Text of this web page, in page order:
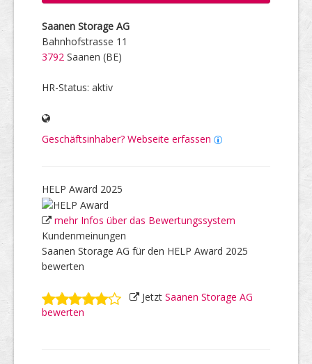
Saanen Storage AG
Bahnhofstrasse 11
3792 Saanen (BE)
HR-Status: aktiv
Geschäftsinhaber? Webseite erfassen
HELP Award 2025
mehr Infos über das Bewertungssystem
Kundenmeinungen
Saanen Storage AG für den HELP Award 2025
bewerten
Jetzt Saanen Storage AG
bewerten